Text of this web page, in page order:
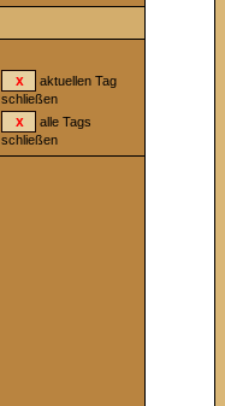
aktuellen Tag
schließen
alle Tags
schließen